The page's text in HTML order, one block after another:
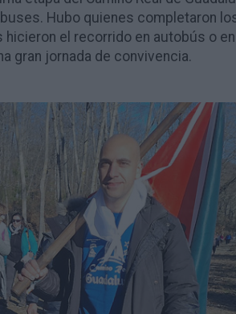
Hubo quienes completaron
el recorrido en autobús o
gran jornada de convivencia.